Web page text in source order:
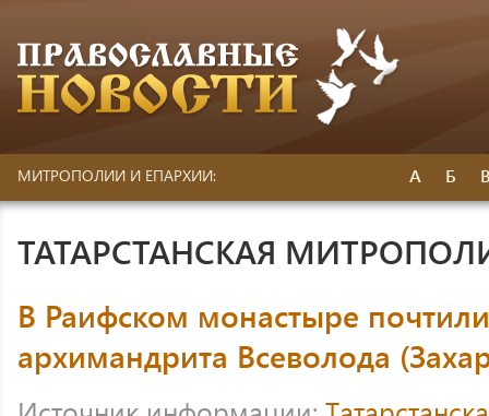
МИТРОПОЛИИ И ЕПАРХИИ: А Б
ТАТАРСТАНСКАЯ
В Раифском монастыре
архимандрита Всеволода